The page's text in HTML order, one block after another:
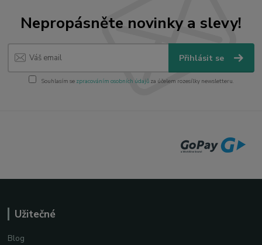
Nepropásněte novinky a slevy!
Přihlásit se
Souhlasím se zpracováním osobních údajůza účelem rozesílky newsletteru.
Užitečné
Blog